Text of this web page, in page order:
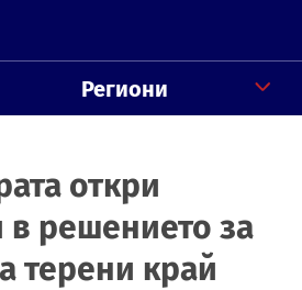
Региони
откри
решението за
терени край